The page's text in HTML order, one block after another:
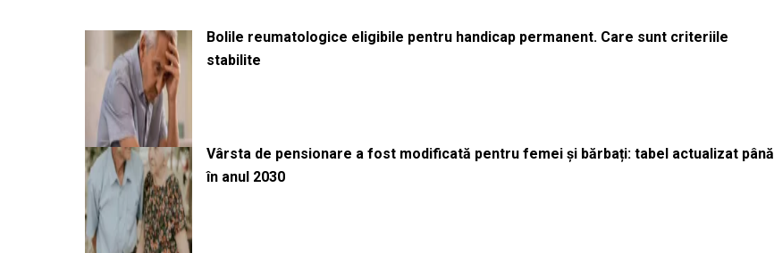
Bolile reumatologice eligibile pentru handicap permanent. Care sunt criteriile
stabilite
Vârsta de pensionare a fost modificată pentru femei și bărbați: tabel actualizat până
în anul 2030